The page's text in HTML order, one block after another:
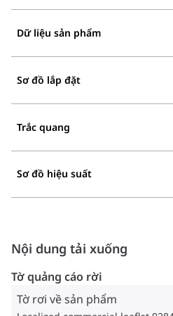
Dữ liệu sản phẩm
Sơ đồ lắp đặt
Trắc quang
Sơ đồ hiệu suất
Nội dung tải xuống
Tờ quảng cáo rời
Tờ rơi về sản phẩm